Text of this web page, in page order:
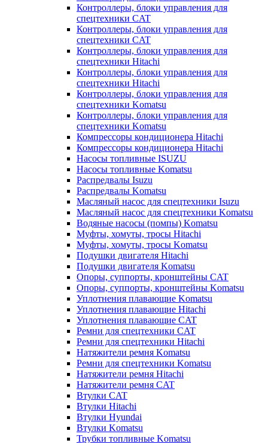
Контроллеры, блоки управления для
спецтехники CAT
Контроллеры, блоки управления для
спецтехники CAT
Контроллеры, блоки управления для
спецтехники Hitachi
Контроллеры, блоки управления для
спецтехники Hitachi
Контроллеры, блоки управления для
спецтехники Komatsu
Контроллеры, блоки управления для
спецтехники Komatsu
Компрессоры кондиционера Hitachi
Компрессоры кондиционера Hitachi
Насосы топливные ISUZU
Насосы топливные Komatsu
Распредвалы Isuzu
Распредвалы Komatsu
Масляный насос для спецтехники Isuzu
Масляный насос для спецтехники Komatsu
Водяные насосы (помпы) Komatsu
Муфты, хомуты, тросы Hitachi
Муфты, хомуты, тросы Komatsu
Подушки двигателя Hitachi
Подушки двигателя Komatsu
Опоры, суппорты, кронштейны CAT
Опоры, суппорты, кронштейны Komatsu
Уплотнения плавающие Komatsu
Уплотнения плавающие Hitachi
Уплотнения плавающие CAT
Ремни для спецтехники CAT
Ремни для спецтехники Hitachi
Натяжители ремня Komatsu
Ремни для спецтехники Komatsu
Натяжители ремня Hitachi
Натяжители ремня CAT
Втулки CAT
Втулки Hitachi
Втулки Hyundai
Втулки Komatsu
Трубки топливные Komatsu